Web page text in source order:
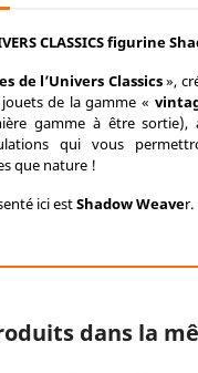
CLASSICS figurine
de l’Univers Classics»,
de la gamme «
gamme à être sortie),
qui vous
que nature !
ici estShadow Weaver.
dans la